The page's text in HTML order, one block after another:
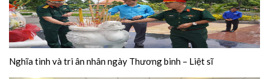
Nghĩa tình và tri ân nhân ngày Thương binh – Liệt sĩ